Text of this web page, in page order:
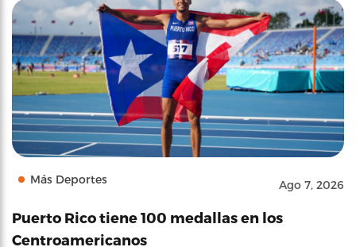
Más Deportes Ago 7, 2026
Puerto Rico tiene 100 medallas en los
Centroamericanos